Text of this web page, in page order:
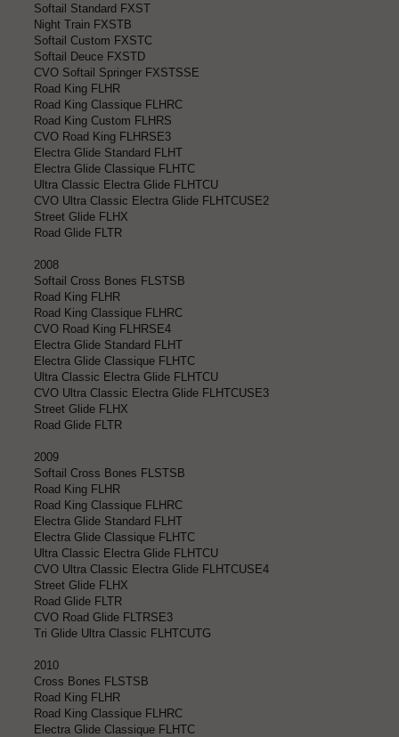
Softail Standard FXST
Night Train FXSTB
Softail Custom FXSTC
Softail Deuce FXSTD
CVO Softail Springer FXSTSSE
Road King FLHR
Road King Classique FLHRC
Road King Custom FLHRS
CVO Road King FLHRSE3
Electra Glide Standard FLHT
Electra Glide Classique FLHTC
Ultra Classic Electra Glide FLHTCU
CVO Ultra Classic Electra Glide FLHTCUSE2
Street Glide FLHX
Road Glide FLTR
2008
Softail Cross Bones FLSTSB
Road King FLHR
Road King Classique FLHRC
CVO Road King FLHRSE4
Electra Glide Standard FLHT
Electra Glide Classique FLHTC
Ultra Classic Electra Glide FLHTCU
CVO Ultra Classic Electra Glide FLHTCUSE3
Street Glide FLHX
Road Glide FLTR
2009
Softail Cross Bones FLSTSB
Road King FLHR
Road King Classique FLHRC
Electra Glide Standard FLHT
Electra Glide Classique FLHTC
Ultra Classic Electra Glide FLHTCU
CVO Ultra Classic Electra Glide FLHTCUSE4
Street Glide FLHX
Road Glide FLTR
CVO Road Glide FLTRSE3
Tri Glide Ultra Classic FLHTCUTG
2010
Cross Bones FLSTSB
Road King FLHR
Road King Classique FLHRC
Electra Glide Classique FLHTC